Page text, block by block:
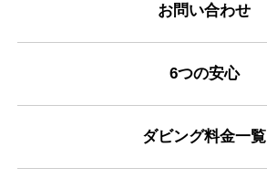
お問い合わせ
6つの安心
ダビング料金一覧